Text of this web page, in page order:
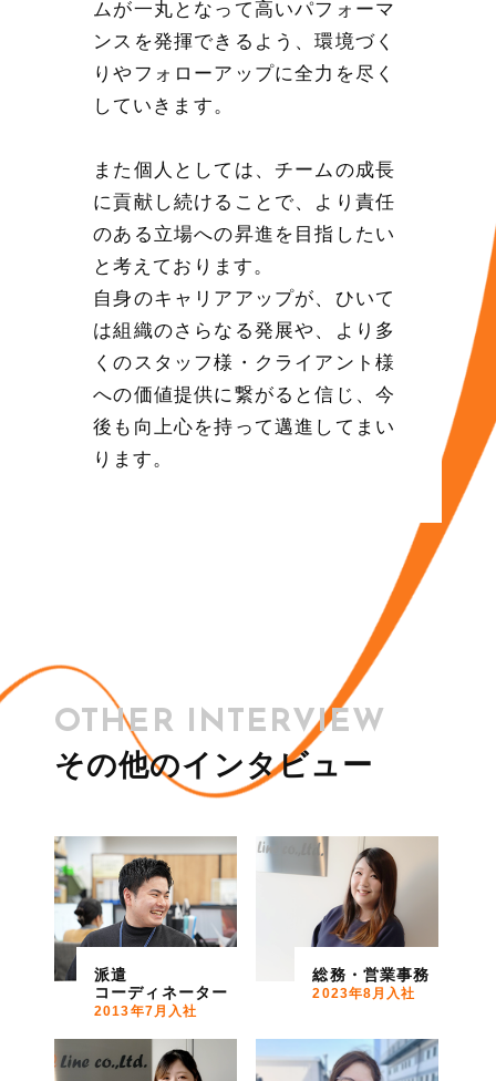
ムが一丸となって高いパフォーマ
ンスを発揮できるよう、環境づく
りやフォローアップに全力を尽く
していきます。
また個人としては、チームの成長
に貢献し続けることで、より責任
のある立場への昇進を目指したい
と考えております。
自身のキャリアアップが、ひいて
は組織のさらなる発展や、より多
くのスタッフ様・クライアント様
への価値提供に繋がると信じ、今
後も向上心を持って邁進してまい
ります。
OTHER INTERVIEW
その他のインタビュー
派遣
コーディネーター
2013年7月入社
総務・営業事務
2023年8月入社